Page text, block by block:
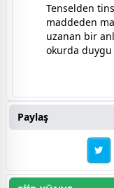
Tenselden
maddeden
uzanan bir
okurda duygu
Paylaş